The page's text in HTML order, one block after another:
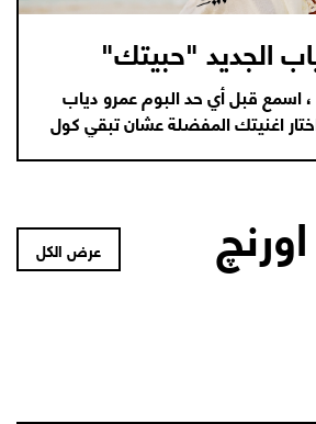
الجديد "حبيتك"
حصريًا لعملاء اورنچ ، اسمع قبل أي حد البوم عمرو دياب
اغنيتك المفضلة عشان تبقي كول
عرض الكل